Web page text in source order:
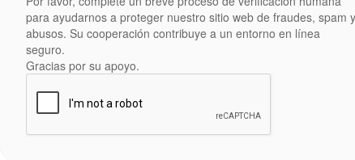
para ayudarnos a proteger nuestro sitio web de fraudes, spam y
abusos. Su cooperación contribuye a un entorno en línea
seguro.
Gracias por su apoyo.